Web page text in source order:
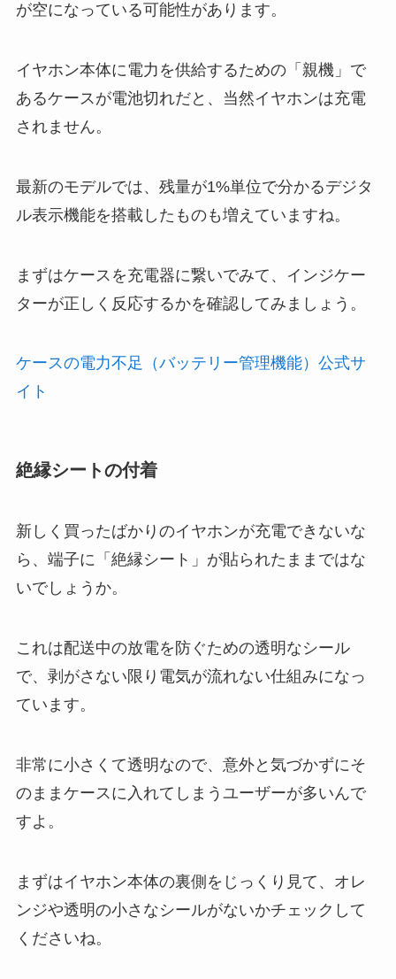
が空になっている可能性があります。
イヤホン本体に電力を供給するための「親機」で
あるケースが電池切れだと、当然イヤホンは充電
されません。
最新のモデルでは、残量が1%単位で分かるデジタ
ル表示機能を搭載したものも増えていますね。
まずはケースを充電器に繋いでみて、インジケー
ターが正しく反応するかを確認してみましょう。
ケースの電力不足（バッテリー管理機能）公式サ
イト
絶縁シートの付着
新しく買ったばかりのイヤホンが充電できないな
ら、端子に「絶縁シート」が貼られたままではな
いでしょうか。
これは配送中の放電を防ぐための透明なシール
で、剥がさない限り電気が流れない仕組みになっ
ています。
非常に小さくて透明なので、意外と気づかずにそ
のままケースに入れてしまうユーザーが多いんで
すよ。
まずはイヤホン本体の裏側をじっくり見て、オレ
ンジや透明の小さなシールがないかチェックして
くださいね。